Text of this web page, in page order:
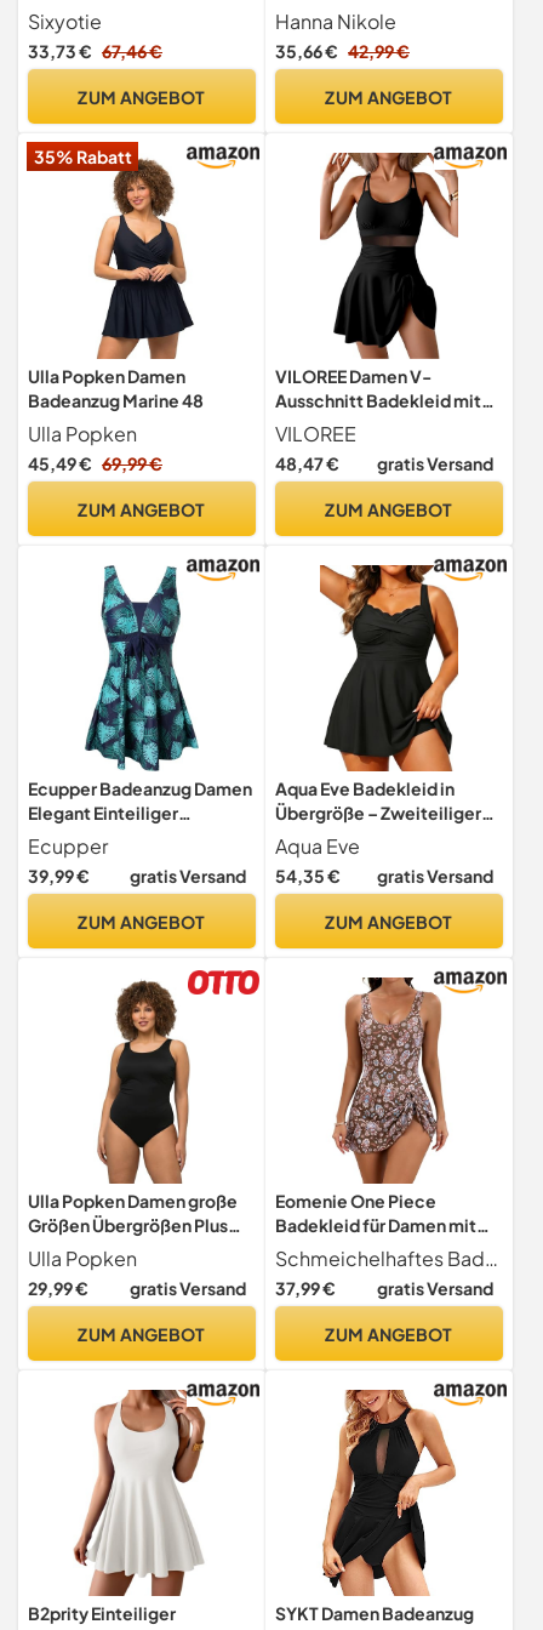
Gepolstert Badeanzug mit
Shorts Große Größen
Bademode (Navy, L)
Sixyotie
33,73 € 67,46 €
ZUM ANGEBOT
Badekleid Einteiler
Bauchweg Badeanzug
Shape Bademode
Schwimmanzug Weiche
Badeshorts &Verstellbarer
Schultergurt
Hanna Nikole
35,66 € 42,99 €
ZUM ANGEBOT
35% Rabatt
Ulla Popken Damen
Badeanzug Marine 48
Ulla Popken
45,49 € 69,99 €
ZUM ANGEBOT
VILOREE Damen V-
Ausschnitt Badekleid mit
Slip Einteiliger Badeanzug
mit unregelmäßigem
Röckchen Bauchweg
VILOREE
48,47 € gratis Versand
ZUM ANGEBOT
Ecupper Badeanzug Damen
Elegant Einteiliger
Badeanzug Mit Brustpolster
Badeanzugkleid Baderock
Dunkelgrüne Blätter 2XL
Ecupper
39,99 € gratis Versand
ZUM ANGEBOT
Aqua Eve Badekleid in
Übergröße – Zweiteiliger
Tankini, Bauchkontrolle,
Badeanzug mit Shorts,
2025 Badeanzug, Schwarz,
Aqua Eve
54,35 € gratis Versand
ZUM ANGEBOT
Ulla Popken Damen große
Größen Übergrößen Plus
Size Badeanzug,
extraweiches Futter,
seitliche Raffung schwarz
52, (818434)
Ulla Popken
29,99 € gratis Versand
ZUM ANGEBOT
Eomenie One Piece
Badekleid für Damen mit
Bauchkontroll-Effekt –
Badeanzug mit Rock
Schmeichelhaftes Badekleid für Damen Dieser Badeanzug vereint die vollständige Abdeckung eines Badekleides mit der Funktionalität eines einteiligen Badeanzugs. Er ermöglicht es Ihnen, sich im Wasserpark zu vergnügen, ohne sich Sorgen machen zu müssen, dass er hochrutscht
37,99 € gratis Versand
ZUM ANGEBOT
B2prity Einteiliger
SYKT Damen Badeanzug